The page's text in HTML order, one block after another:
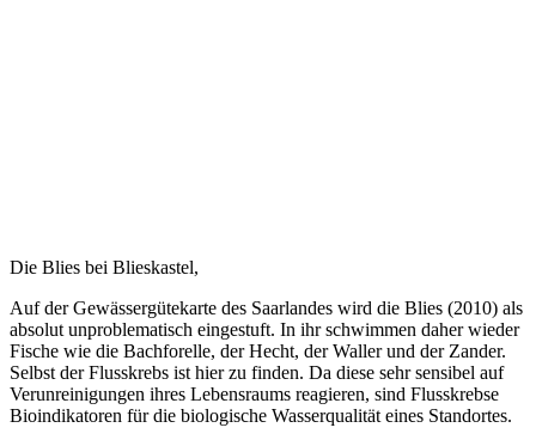
Die Blies bei Blieskastel,
Auf der Gewässergütekarte des Saarlandes wird die Blies (2010) als
absolut unproblematisch eingestuft. In ihr schwimmen daher wieder
Fische wie die Bachforelle, der Hecht, der Waller und der Zander.
Selbst der Flusskrebs ist hier zu finden. Da diese sehr sensibel auf
Verunreinigungen ihres Lebensraums reagieren, sind Flusskrebse
Bioindikatoren für die biologische Wasserqualität eines Standortes.